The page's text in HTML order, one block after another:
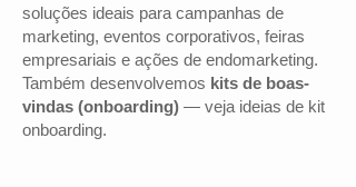
soluções ideais para campanhas de
marketing, eventos corporativos, feiras
empresariais e ações de endomarketing.
Também desenvolvemos kits de boas-
vindas (onboarding) — veja ideias de kit
onboarding.